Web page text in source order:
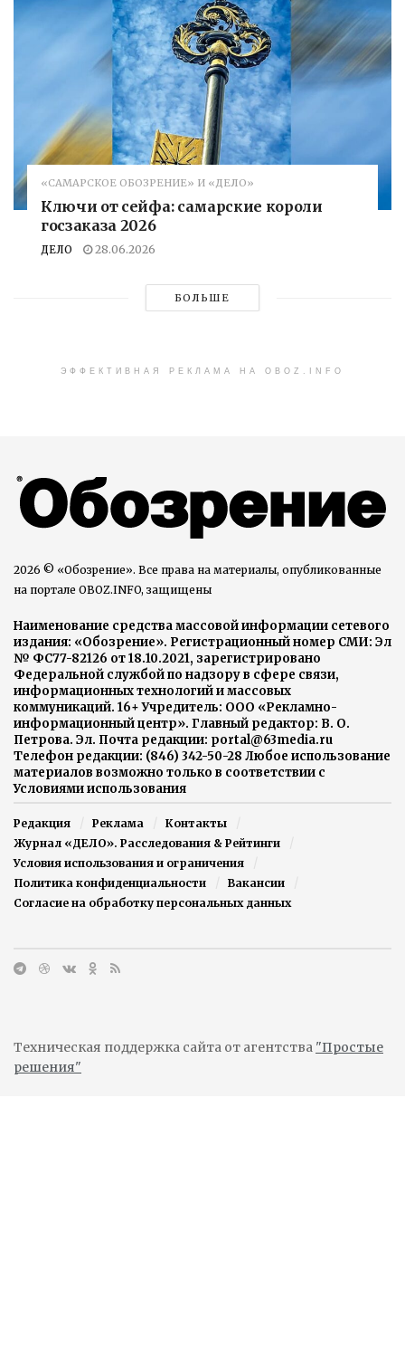
«САМАРСКОЕ ОБОЗРЕНИЕ» И «ДЕЛО»
Ключи от сейфа: самарские короли
госзаказа 2026
ДЕЛО 28.06.2026
БОЛЬШЕ
ЭФФЕКТИВНАЯ РЕКЛАМА НА OBOZ.INFO
2026 © «Обозрение». Все права на материалы, опубликованные
на портале OBOZ.INFO, защищены
Наименование средства массовой информации сетевого
издания: «Обозрение». Регистрационный номер СМИ: Эл
№ ФС77-82126 от 18.10.2021, зарегистрировано
Федеральной службой по надзору в сфере связи,
информационных технологий и массовых
коммуникаций. 16+ Учредитель: ООО «Рекламно-
информационный центр». Главный редактор: В. О.
Петрова. Эл. Почта редакции: portal@63media.ru
Телефон редакции: (846) 342-50-28 Любое использование
материалов возможно только в соответствии с
Условиями использования
Редакция Реклама
Контакты
Журнал «ДЕЛО». Расследования & Рейтинги
Условия использования и ограничения
Политика конфиденциальности
Вакансии
Согласие на обработку персональных данных
Техническая поддержка сайта от агентства "Простые
решения"